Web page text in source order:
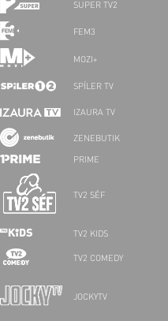
SUPER TV2
FEM3
MOZI+
SPÍLER TV
IZAURA TV
ZENEBUTIK
PRIME
TV2 SÉF
TV2 KIDS
TV2 COMEDY
JOCKYTV